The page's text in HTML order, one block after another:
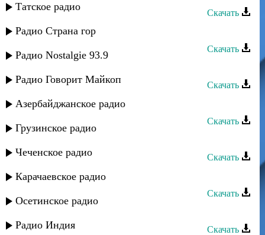
Татское радио
Радио Страна гор
Радио Nostalgie 93.9
Радио Говорит Майкоп
Азербайджанское радио
Грузинское радио
Чеченское радио
Карачаевское радио
Осетинское радио
Радио Индия
Скачать
Тимур Темиров - Лето жаркое
Скачать
Скачать
Абсамат Абсаматов - Лейли джан
Скачать
Скачать
Къайи Булах - Лезгинская мелодия
Скачать
Скачать